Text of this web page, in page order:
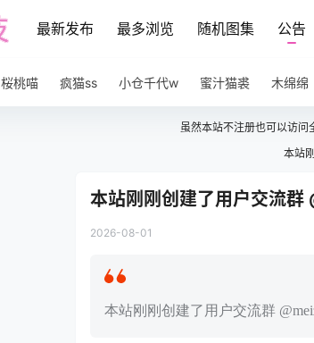
最新发布 最多浏览 随机图集 公告
桜桃喵 疯猫ss 小仓千代w 蜜汁猫裘 木绵绵
虽然本站不注册也可以访问
本站
本站刚刚创建了用户交流群
2026-08-01
本站刚刚创建了用户交流群